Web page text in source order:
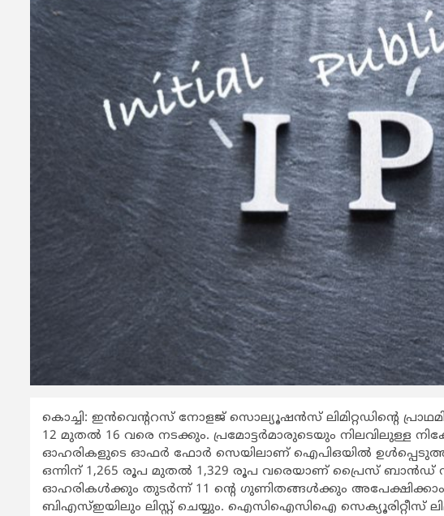
കൊച്ചി: ഇന്‍വെന്‍ററസ് നോളജ് സൊല്യൂഷന്‍സ് ലിമിറ്റഡിന്‍റെ
12 മുതല്‍ 16 വരെ നടക്കും. പ്രമോട്ടര്‍മാരുടെയും നിലവിലുള്ള
ഓഹരികളുടെ ഓഫര്‍ ഫോര്‍ സെയിലാണ് ഐപിഒയില്‍
ഒന്നിന് 1,265 രൂപ മുതല്‍ 1,329 രൂപ വരെയാണ് പ്രൈസ് ബാന്‍ഡ്
ഓഹരികള്‍ക്കും തുടര്‍ന്ന് 11 ന്‍റെ ഗുണിതങ്ങള്‍ക്കും
ബിഎസ്ഇയിലും ലിസ്റ്റ് ചെയ്യും. ഐസിഐസിഐ സെക്യൂരിറ്റീസ്